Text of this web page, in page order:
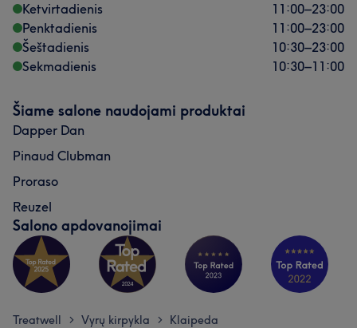
Ketvirtadienis
11:00–23:00
Penktadienis
11:00–23:00
Šeštadienis
10:30–23:00
Sekmadienis
10:30–11:00
Šiame salone naudojami produktai
Dapper Dan
Pinaud Clubman
Proraso
Reuzel
Salono apdovanojimai
Treatwell > Vyrų kirpykla > Klaipeda